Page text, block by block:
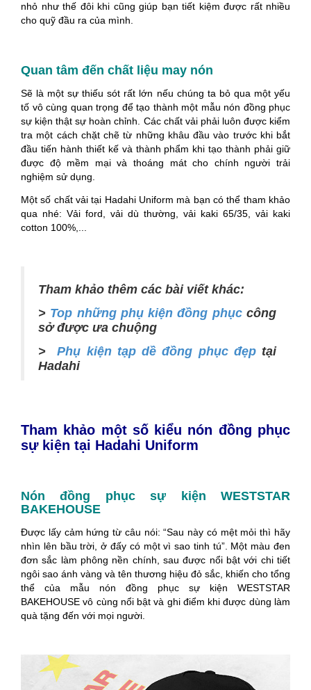
nhỏ như thế đôi khi cũng giúp bạn tiết kiệm được rất nhiều
cho quỹ đầu ra của mình.
Quan tâm đến chất liệu may nón
Sẽ là một sự thiếu sót rất lớn nếu chúng ta bỏ qua một yếu
tố vô cùng quan trọng để tạo thành một mẫu nón đồng phục
sự kiện thật sự hoàn chỉnh. Các chất vải phải luôn được kiểm
tra một cách chặt chẽ từ những khâu đầu vào trước khi bắt
đầu tiến hành thiết kế và thành phẩm khi tạo thành phải giữ
được độ mềm mại và thoáng mát cho chính người trải
nghiệm sử dụng.
Một số chất vải tại Hadahi Uniform mà bạn có thể tham khảo
qua nhé: Vải ford, vải dù thường, vải kaki 65/35, vải kaki
cotton 100%,...
Tham khảo thêm các bài viết khác:
> Top những phụ kiện đồng phụccông
sở được ưa chuộng
>
Phụ kiện tạp dề đồng phục đẹptại
Hadahi
Tham khảo một số kiểu nón đồng phục
sự kiện tại Hadahi Uniform
Nón đồng phục sự kiện WESTSTAR
BAKEHOUSE
Được lấy cảm hứng từ câu nói: “Sau này có mệt mỏi thì hãy
nhìn lên bầu trời, ở đấy có một vì sao tinh tú”. Một màu đen
đơn sắc làm phông nền chính, sau được nổi bật với chi tiết
ngôi sao ánh vàng và tên thương hiệu đỏ sắc, khiến cho tổng
thể của mẫu nón đồng phục sự kiện WESTSTAR
BAKEHOUSE vô cùng nổi bật và ghi điểm khi được dùng làm
quà tặng đến với mọi người.